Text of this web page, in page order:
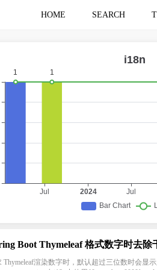
HOME SEARCH
Boot Thymeleaf 格式数字时去除
Thymeleaf渲染数字时，默认超过三位数时会显